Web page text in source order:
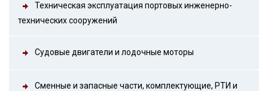
Техническая эксплуатация портовых инженерно-
технических сооружений
Судовые двигатели и лодочные моторы
Сменные и запасные части, комплектующие, РТИ и